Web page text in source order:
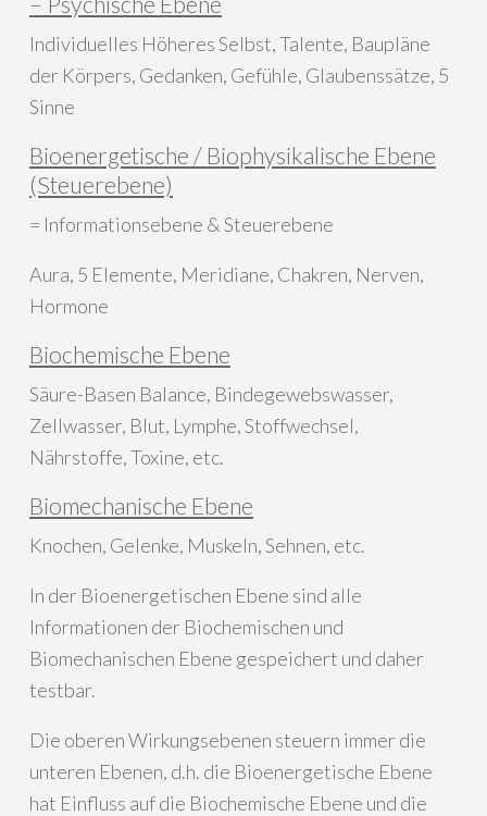
Individuelles Höheres Selbst, Talente, Baupläne
der Körpers, Gedanken, Gefühle, Glaubenssätze, 5
Sinne
Bioenergetische / Biophysikalische Ebene
(Steuerebene)
= Informationsebene & Steuerebene
Aura, 5 Elemente, Meridiane, Chakren, Nerven,
Hormone
Biochemische Ebene
Säure-Basen Balance, Bindegewebswasser,
Zellwasser, Blut, Lymphe, Stoffwechsel,
Nährstoffe, Toxine, etc.
Biomechanische Ebene
Knochen, Gelenke, Muskeln, Sehnen, etc.
In der Bioenergetischen Ebene sind alle
Informationen der Biochemischen und
Biomechanischen Ebene gespeichert und daher
testbar.
Die oberen Wirkungsebenen steuern immer die
unteren Ebenen, d.h. die Bioenergetische Ebene
hat Einfluss auf die Biochemische Ebene und die